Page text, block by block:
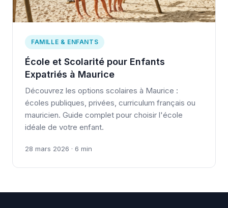
FAMILLE & ENFANTS
École et Scolarité pour Enfants
Expatriés à Maurice
Découvrez les options scolaires à Maurice :
écoles publiques, privées, curriculum français ou
mauricien. Guide complet pour choisir l'école
idéale de votre enfant.
28 mars 2026 · 6 min